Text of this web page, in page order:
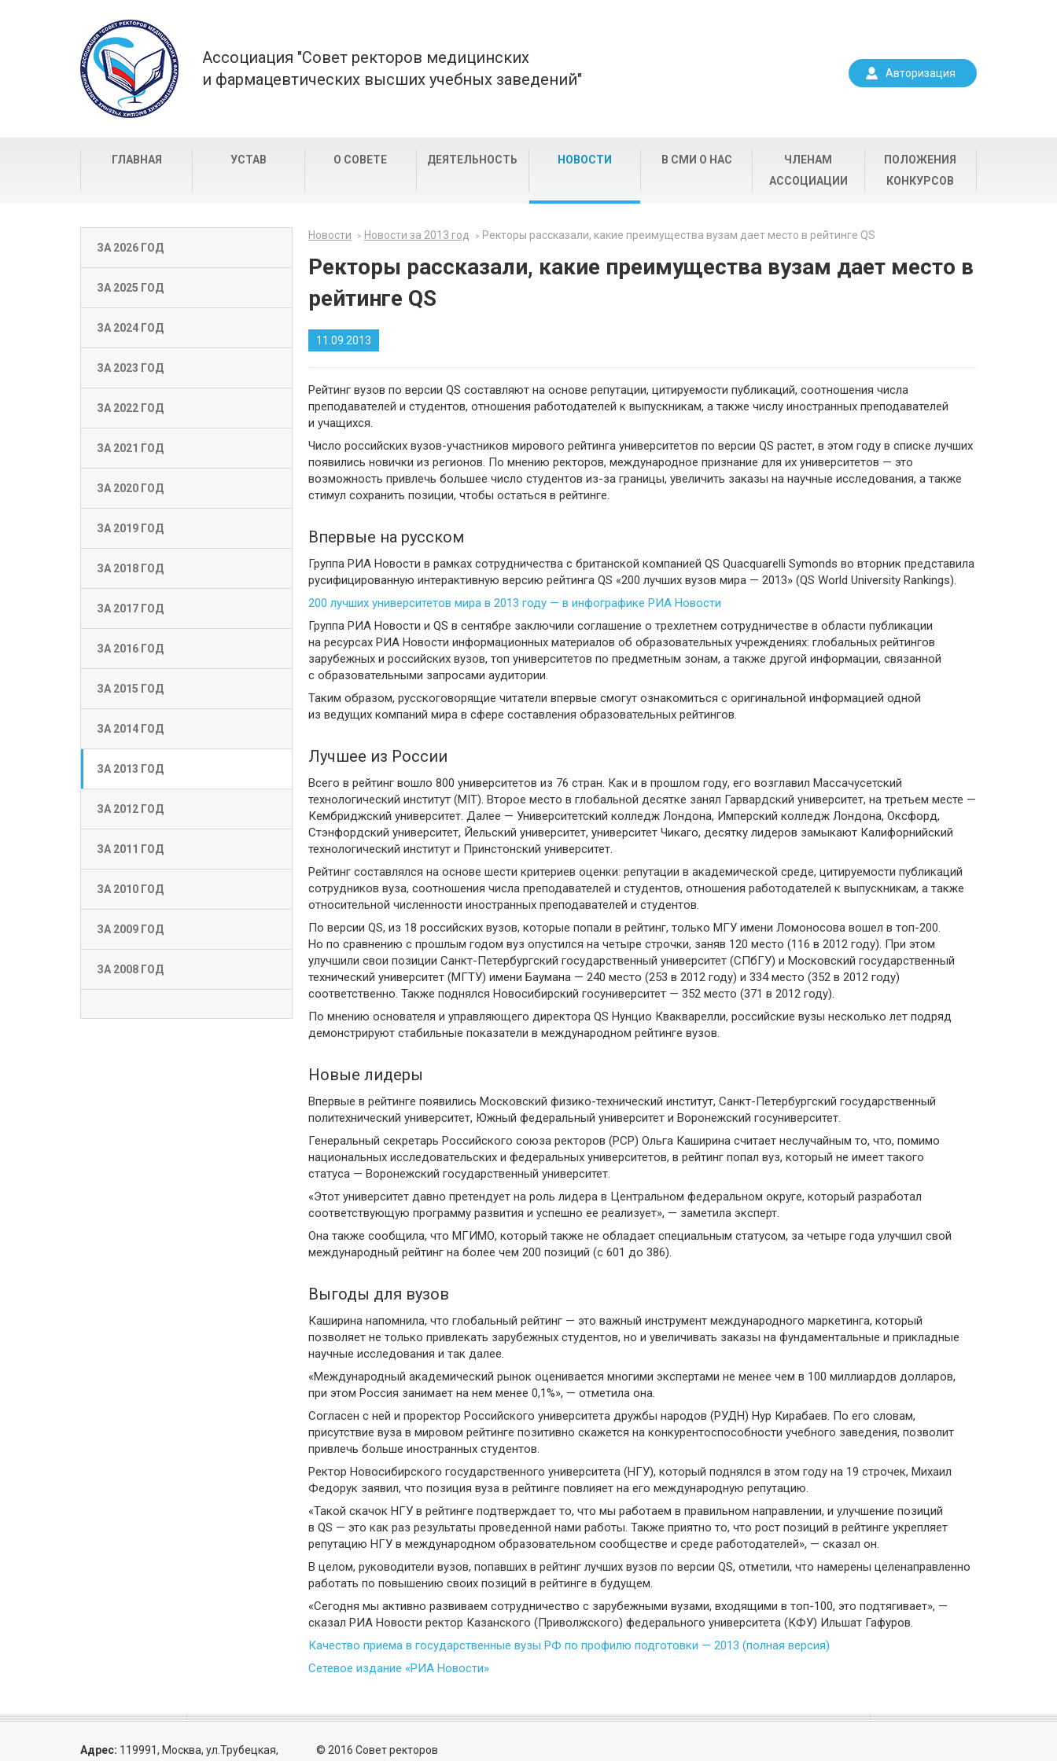
Ассоциация "Совет ректоров медицинских
и фармацевтических высших учебных заведений"
Авторизация
ГЛАВНАЯ УСТАВ О СОВЕТЕ ДЕЯТЕЛЬНОСТЬ НОВОСТИ В СМИ О НАС
ЧЛЕНАМ
АССОЦИАЦИИ
ПОЛОЖЕНИЯ
КОНКУРСОВ
ЗА 2026 ГОД
ЗА 2025 ГОД
ЗА 2024 ГОД
ЗА 2023 ГОД
ЗА 2022 ГОД
ЗА 2021 ГОД
ЗА 2020 ГОД
ЗА 2019 ГОД
ЗА 2018 ГОД
ЗА 2017 ГОД
ЗА 2016 ГОД
ЗА 2015 ГОД
ЗА 2014 ГОД
ЗА 2013 ГОД
ЗА 2012 ГОД
ЗА 2011 ГОД
ЗА 2010 ГОД
ЗА 2009 ГОД
ЗА 2008 ГОД
Новости Новости за 2013 год Ректоры рассказали, какие преимущества вузам дает место в рейтинге QS
Ректоры рассказали, какие преимущества вузам дает место в
рейтинге QS
11.09.2013
Рейтинг вузов по версии QS составляют на основе репутации, цитируемости публикаций, соотношения числа
преподавателей и студентов, отношения работодателей к выпускникам, а также числу иностранных преподавателей
и учащихся.
Число российских вузов-участников мирового рейтинга университетов по версии QS растет, в этом году в списке лучших
появились новички из регионов. По мнению ректоров, международное признание для их университетов — это
возможность привлечь большее число студентов из-за границы, увеличить заказы на научные исследования, а также
стимул сохранить позиции, чтобы остаться в рейтинге.
Впервые на русском
Группа РИА Новости в рамках сотрудничества с британской компанией QS Quacquarelli Symonds во вторник представила
русифицированную интерактивную версию рейтинга QS «200 лучших вузов мира — 2013» (QS World University Rankings).
200 лучших университетов мира в 2013 году — в инфографике РИА Новости
Группа РИА Новости и QS в сентябре заключили соглашение о трехлетнем сотрудничестве в области публикации
на ресурсах РИА Новости информационных материалов об образовательных учреждениях: глобальных рейтингов
зарубежных и российских вузов, топ университетов по предметным зонам, а также другой информации, связанной
с образовательными запросами аудитории.
Таким образом, русскоговорящие читатели впервые смогут ознакомиться с оригинальной информацией одной
из ведущих компаний мира в сфере составления образовательных рейтингов.
Лучшее из России
Всего в рейтинг вошло 800 университетов из 76 стран. Как и в прошлом году, его возглавил Массачусетский
технологический институт (MIT). Второе место в глобальной десятке занял Гарвардский университет, на третьем месте —
Кембриджский университет. Далее — Университетский колледж Лондона, Имперский колледж Лондона, Оксфорд,
Стэнфордский университет, Йельский университет, университет Чикаго, десятку лидеров замыкают Калифорнийский
технологический институт и Принстонский университет.
Рейтинг составлялся на основе шести критериев оценки: репутации в академической среде, цитируемости публикаций
сотрудников вуза, соотношения числа преподавателей и студентов, отношения работодателей к выпускникам, а также
относительной численности иностранных преподавателей и студентов.
По версии QS, из 18 российских вузов, которые попали в рейтинг, только МГУ имени Ломоносова вошел в топ-200.
Но по сравнению с прошлым годом вуз опустился на четыре строчки, заняв 120 место (116 в 2012 году). При этом
улучшили свои позиции Санкт-Петербургский государственный университет (СПбГУ) и Московский государственный
технический университет (МГТУ) имени Баумана — 240 место (253 в 2012 году) и 334 место (352 в 2012 году)
соответственно. Также поднялся Новосибирский госуниверситет — 352 место (371 в 2012 году).
По мнению основателя и управляющего директора QS Нунцио Квакварелли, российские вузы несколько лет подряд
демонстрируют стабильные показатели в международном рейтинге вузов.
Новые лидеры
Впервые в рейтинге появились Московский физико-технический институт, Санкт-Петербургский государственный
политехнический университет, Южный федеральный университет и Воронежский госуниверситет.
Генеральный секретарь Российского союза ректоров (РСР) Ольга Каширина считает неслучайным то, что, помимо
национальных исследовательских и федеральных университетов, в рейтинг попал вуз, который не имеет такого
статуса — Воронежский государственный университет.
«Этот университет давно претендует на роль лидера в Центральном федеральном округе, который разработал
соответствующую программу развития и успешно ее реализует», — заметила эксперт.
Она также сообщила, что МГИМО, который также не обладает специальным статусом, за четыре года улучшил свой
международный рейтинг на более чем 200 позиций (с 601 до 386).
Выгоды для вузов
Каширина напомнила, что глобальный рейтинг — это важный инструмент международного маркетинга, который
позволяет не только привлекать зарубежных студентов, но и увеличивать заказы на фундаментальные и прикладные
научные исследования и так далее.
«Международный академический рынок оценивается многими экспертами не менее чем в 100 миллиардов долларов,
при этом Россия занимает на нем менее 0,1%», — отметила она.
Согласен с ней и проректор Российского университета дружбы народов (РУДН) Нур Кирабаев. По его словам,
присутствие вуза в мировом рейтинге позитивно скажется на конкурентоспособности учебного заведения, позволит
привлечь больше иностранных студентов.
Ректор Новосибирского государственного университета (НГУ), который поднялся в этом году на 19 строчек, Михаил
Федорук заявил, что позиция вуза в рейтинге повлияет на его международную репутацию.
«Такой скачок НГУ в рейтинге подтверждает то, что мы работаем в правильном направлении, и улучшение позиций
в QS — это как раз результаты проведенной нами работы. Также приятно то, что рост позиций в рейтинге укрепляет
репутацию НГУ в международном образовательном сообществе и среде работодателей», — сказал он.
В целом, руководители вузов, попавших в рейтинг лучших вузов по версии QS, отметили, что намерены целенаправленно
работать по повышению своих позиций в рейтинге в будущем.
«Сегодня мы активно развиваем сотрудничество с зарубежными вузами, входящими в топ-100, это подтягивает», —
сказал РИА Новости ректор Казанского (Приволжского) федерального университета (КФУ) Ильшат Гафуров.
Качество приема в государственные вузы РФ по профилю подготовки — 2013 (полная версия)
Сетевое издание «РИА Новости»
Адрес: 119991, Москва, ул.Трубецкая,
© 2016 Совет ректоров